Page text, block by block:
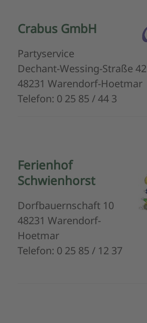
Crabus GmbH
Partyservice
Dechant-Wessing-Straße 42
48231 Warendorf-Hoetmar
Telefon: 0 25 85 / 44 3
Ferienhof
Schwienhorst
Dorfbauernschaft 10
48231 Warendorf-
Hoetmar
Telefon: 0 25 85 / 12 37